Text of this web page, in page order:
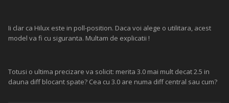
Ii clar ca Hilux este in poll-position. Daca voi alege o utilitara, acest
model va fi cu siguranta. Multam de explicatii !
Totusi o ultima precizare va solicit: merita 3.0 mai mult decat 2.5 in
dauna diff blocant spate? Cea cu 3.0 are numa diff central sau cum?